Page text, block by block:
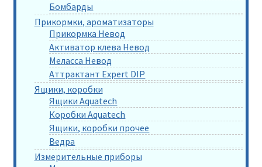
Бомбарды
Прикормки, ароматизаторы
Прикормка Невод
Активатор клева Невод
Меласса Невод
Аттрактант Expert DIP
Ящики, коробки
Ящики Aquatech
Коробки Aquatech
Ящики, коробки прочее
Ведра
Измерительные приборы